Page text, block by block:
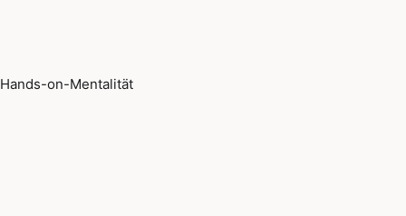
Hands-on-Mentalität